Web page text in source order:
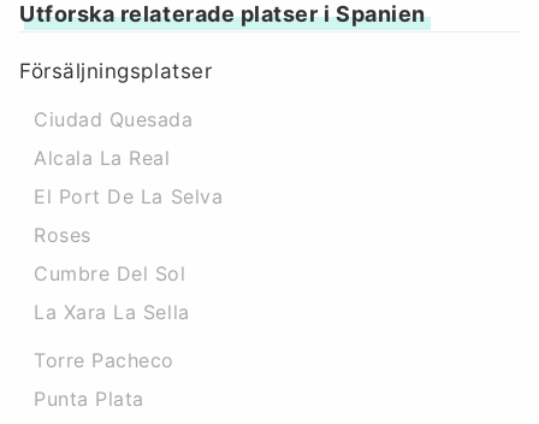
Utforska relaterade platser i Spanien
Försäljningsplatser
Ciudad Quesada
Alcala La Real
El Port De La Selva
Roses
Cumbre Del Sol
La Xara La Sella
Torre Pacheco
Punta Plata